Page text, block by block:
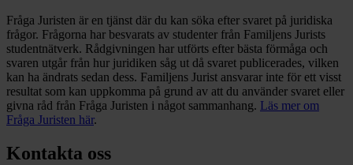
Fråga Juristen är en tjänst där du kan söka efter svaret på juridiska
frågor. Frågorna har besvarats av studenter från Familjens Jurists
studentnätverk. Rådgivningen har utförts efter bästa förmåga och
svaren utgår från hur juridiken såg ut då svaret publicerades, vilken
kan ha ändrats sedan dess. Familjens Jurist ansvarar inte för ett visst
resultat som kan uppkomma på grund av att du använder svaret eller
givna råd från Fråga Juristen i något sammanhang. Läs mer om
Fråga Juristen här.
Kontakta oss